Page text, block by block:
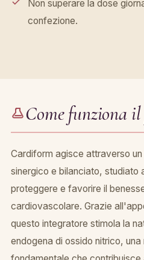
Non superare la dose
confezione.
Come funziona
Cardiform agisce attraverso
sinergico e bilanciato, studiato
proteggere e favorire il
cardiovascolare. Grazie
questo integratore stimola la
endogena di ossido nitrico,